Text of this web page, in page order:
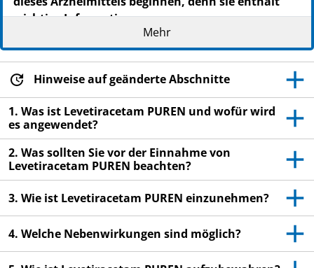
wichtige Informationen.
Heben Sie die Packungsbeilage auf. Vielleicht
möchten Sie diese später nochmals lesen.
Wenn Sie weitere Fragen haben, wenden Sie sich
Dieses Arzneimittel wurde Ihnen persönlich
verschrieben. Geben Sie es nicht an Dritte weiter.
Es kann anderen Menschen schaden, auch wenn
diese die gleichen Beschwerden haben wie Sie.
Wenn Sie Nebenwirkungen bemerken, wenden Sie
sich an Ihren Arzt oder Apotheker. Dies gilt auch
Packungsbeilage angegeben sind. Siehe Abschnitt
Mehr
Hinweise auf geänderte Abschnitte
1. Was ist Levetiracetam PUREN und wofür wird
es angewendet?
2. Was sollten Sie vor der Einnahme von
Levetiracetam PUREN beachten?
3. Wie ist Levetiracetam PUREN einzunehmen?
4. Welche Nebenwirkungen sind möglich?